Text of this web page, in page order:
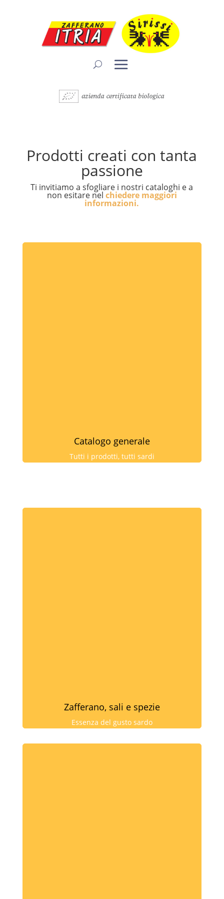
Prodotti creati con tanta
passione
Ti invitiamo a sfogliare i nostri cataloghi e a
non esitare nel chiedere maggiori
informazioni.
Catalogo generale
Tutti i prodotti, tutti sardi
Zafferano, sali e spezie
Essenza del gusto sardo